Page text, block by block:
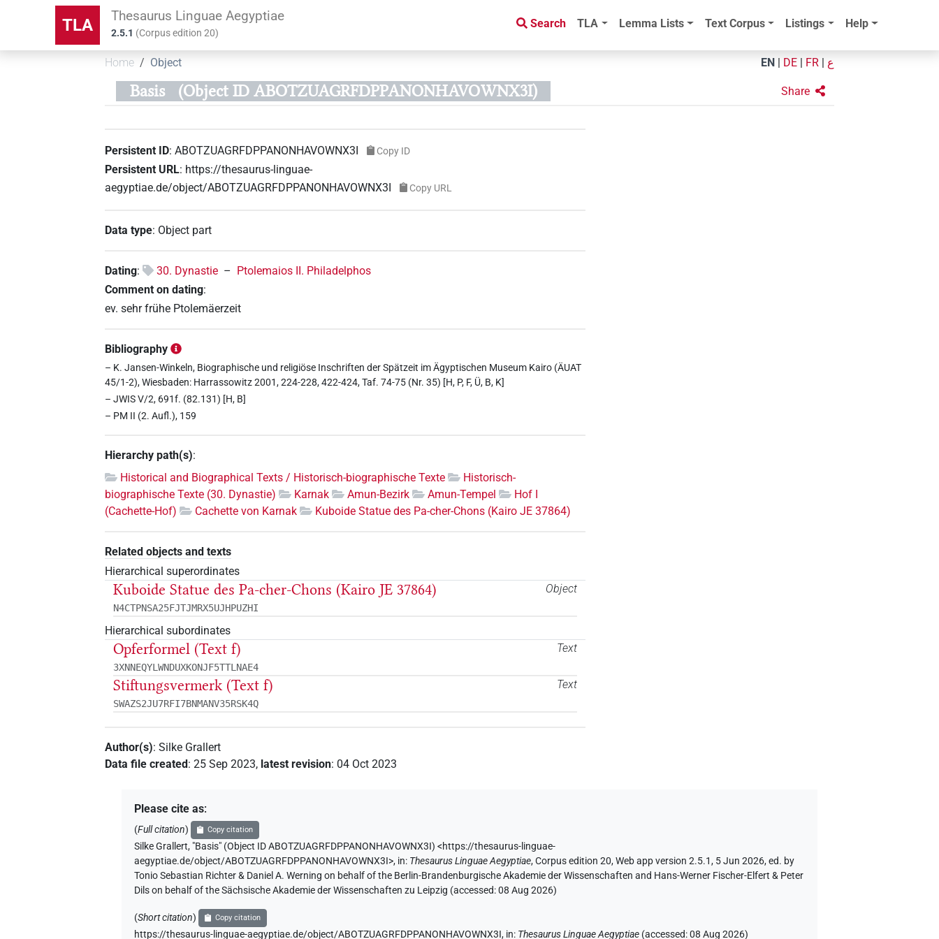
TLA Thesaurus Linguae Aegyptiae
2.5.1 (Corpus edition20)
Search TLA Lemma Lists Text Corpus Listings Help
Home Object EN DE FR ع
Basis (Object ID ABOTZUAGRFDPPANONHAVOWNX3I) Share
Persistent ID:ABOTZUAGRFDPPANONHAVOWNX3I Copy ID
Persistent URL: https://thesaurus-linguae-
aegyptiae.de/object/ABOTZUAGRFDPPANONHAVOWNX3I
Copy URL
Data type: Object part
Dating: 30. Dynastie – Ptolemaios II. Philadelphos
Comment on dating:
ev. sehr frühe Ptolemäerzeit
Bibliography
– K. Jansen-Winkeln, Biographische und religiöse Inschriften der Spätzeit im Ägyptischen Museum Kairo (ÄUAT
45/1-2), Wiesbaden: Harrassowitz 2001, 224-228, 422-424, Taf. 74-75 (Nr. 35) [H, P, F, Ü, B, K]
– JWIS V/2, 691f. (82.131) [H, B]
– PM II (2. Aufl.), 159
Hierarchy path(s):
Historical and Biographical Texts / Historisch-biographische Texte
Historisch-
biographische Texte (30. Dynastie)
Karnak Amun-Bezirk Amun-Tempel
Hof I
(Cachette-Hof)
Cachette von Karnak Kuboide Statue des Pa-cher-Chons (Kairo JE 37864)
Related objects and texts
Hierarchical superordinates
Object
Kuboide Statue des Pa-cher-Chons (Kairo JE 37864)
N4CTPNSA25FJTJMRX5UJHPUZHI
Hierarchical subordinates
Text
Opferformel (Text f)
3XNNEQYLWNDUXKONJF5TTLNAE4
Text
Stiftungsvermerk (Text f)
SWAZS2JU7RFI7BNMANV35RSK4Q
Author(s):Silke Grallert
Data file created :25 Sep 2023, latest revision: 04 Oct 2023
Please cite as:
(Full citation) Copy citation
Silke Grallert, "Basis" (Object ID ABOTZUAGRFDPPANONHAVOWNX3I)<https://thesaurus-linguae-
aegyptiae.de/object/ABOTZUAGRFDPPANONHAVOWNX3I>, in: Thesaurus Linguae Aegyptiae,Corpus edition 20, Web app version 2.5.1, 5 Jun 2026, ed. by
Tonio Sebastian Richter & Daniel A. Werning on behalf of the Berlin-Brandenburgische Akademie der Wissenschaften and Hans-Werner Fischer-Elfert & Peter
Dils on behalf of the Sächsische Akademie der Wissenschaften zu Leipzig (accessed:08 Aug 2026)
(Short citation) Copy citation
https://thesaurus-linguae-aegyptiae.de/object/ABOTZUAGRFDPPANONHAVOWNX3I, in: Thesaurus Linguae Aegyptiae (accessed:08 Aug 2026)